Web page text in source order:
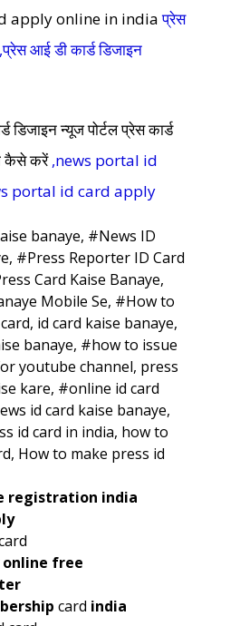
apply online in indiaप्रेस
,प्रेस आई डी कार्ड डिजाइन
डिजाइनन्यूज पोर्टल प्रेस कार्ड
कैसे करें,news portal id
portal id card apply
banaye, #News ID
#Press Reporter ID Card
Card Kaise Banaye,
Mobile Se, #How to
card, id card kaise banaye,
banaye, #how to issue
youtube channel, press
kare, #online id card
id card kaise banaye,
id card in india, how to
How to make press id
registration india
online free
card india